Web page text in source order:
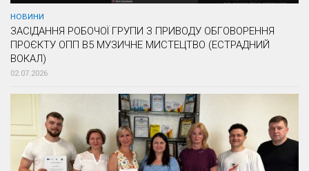
НОВИНИ
ЗАСІДАННЯ РОБОЧОЇ ГРУПИ З ПРИВОДУ ОБГОВОРЕННЯ
ПРОЄКТУ ОПП В5 МУЗИЧНЕ МИСТЕЦТВО (ЕСТРАДНИЙ
ВОКАЛ)
02.07.2026